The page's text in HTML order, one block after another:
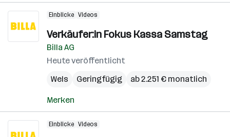
Einblicke Videos
Verkäufer:in Fokus Kassa Samstag
Billa AG
Heute veröffentlicht
Wels
Geringfügig ab 2.251 € monatlich
Merken
Einblicke Videos